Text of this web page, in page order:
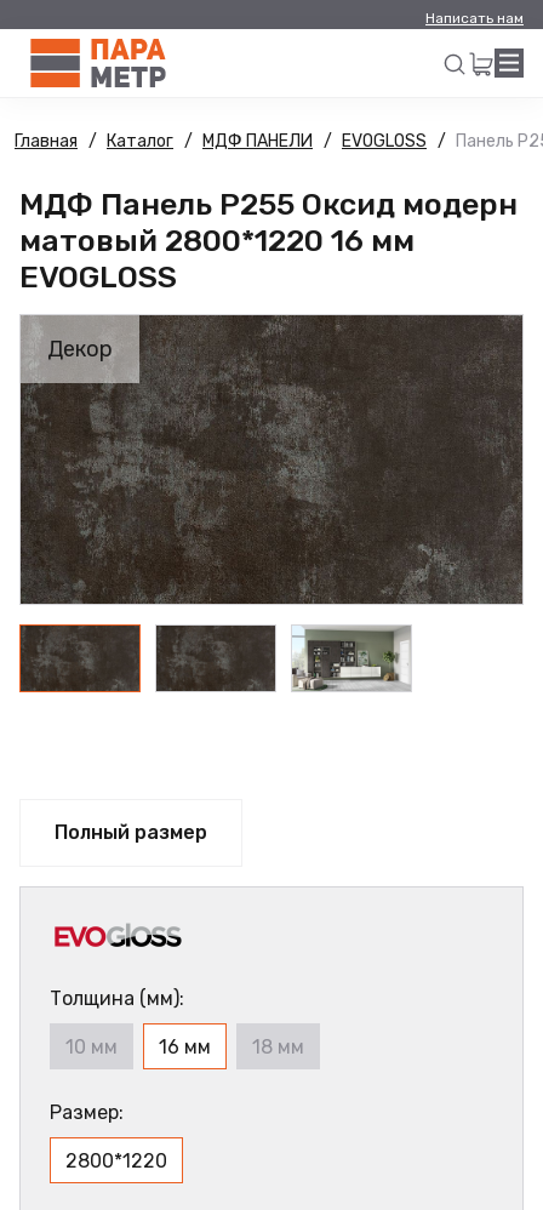
Написать нам
Искать
Главная Каталог МДФ ПАНЕЛИ EVOGLOSS Панель
МДФ Панель Р255 Оксид модерн
матовый 2800*1220 16 мм
EVOGLOSS
Декор
Полный размер
Толщина (мм):
10 мм 16 мм 18 мм
Размер:
2800*1220